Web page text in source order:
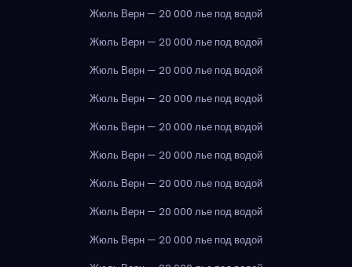
Жюль Верн — 20 000 лье под водой
Жюль Верн — 20 000 лье под водой
Жюль Верн — 20 000 лье под водой
Жюль Верн — 20 000 лье под водой
Жюль Верн — 20 000 лье под водой
Жюль Верн — 20 000 лье под водой
Жюль Верн — 20 000 лье под водой
Жюль Верн — 20 000 лье под водой
Жюль Верн — 20 000 лье под водой